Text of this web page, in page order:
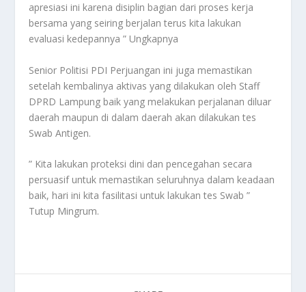
apresiasi ini karena disiplin bagian dari proses kerja
bersama yang seiring berjalan terus kita lakukan
evaluasi kedepannya ” Ungkapnya
Senior Politisi PDI Perjuangan ini juga memastikan
setelah kembalinya aktivas yang dilakukan oleh Staff
DPRD Lampung baik yang melakukan perjalanan diluar
daerah maupun di dalam daerah akan dilakukan tes
Swab Antigen.
” Kita lakukan proteksi dini dan pencegahan secara
persuasif untuk memastikan seluruhnya dalam keadaan
baik, hari ini kita fasilitasi untuk lakukan tes Swab ”
Tutup Mingrum.